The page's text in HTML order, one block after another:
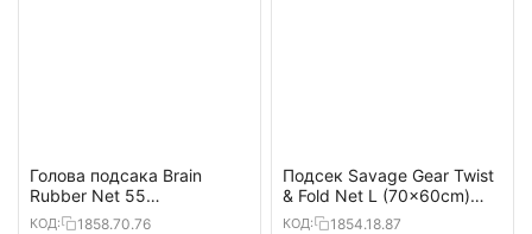
Голова подсака Brain
Rubber Net 55
45x55x35cm
КОД: 1858.70.76
Подсек Savage Gear Twist
& Fold Net L (70x60cm)
100cm
КОД: 1854.18.87